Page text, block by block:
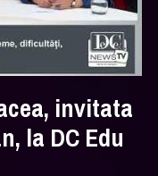
invitata
la DC Edu